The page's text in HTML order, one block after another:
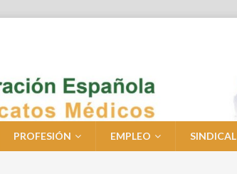
PROFESIÓN EMPLEO SINDICAL